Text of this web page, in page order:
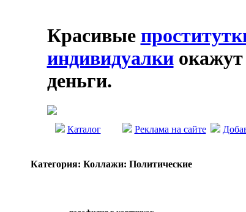
Красивые
индивидуалкиокажут
деньги.
Каталог Реклама на сайте
Категория: Коллажи: Политические